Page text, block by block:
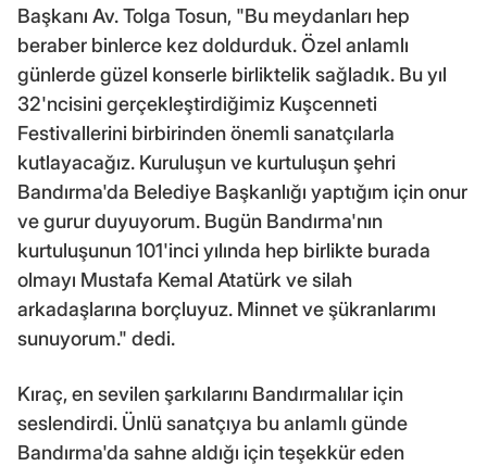
Başkanı Av. Tolga Tosun, "Bu meydanları hep
beraber binlerce kez doldurduk. Özel anlamlı
günlerde güzel konserle birliktelik sağladık. Bu yıl
32'ncisini gerçekleştirdiğimiz Kuşcenneti
Festivallerini birbirinden önemli sanatçılarla
kutlayacağız. Kuruluşun ve kurtuluşun şehri
Bandırma'da Belediye Başkanlığı yaptığım için onur
ve gurur duyuyorum. Bugün Bandırma'nın
kurtuluşunun 101'inci yılında hep birlikte burada
olmayı Mustafa Kemal Atatürk ve silah
arkadaşlarına borçluyuz. Minnet ve şükranlarımı
sunuyorum." dedi.
Kıraç, en sevilen şarkılarını Bandırmalılar için
seslendirdi. Ünlü sanatçıya bu anlamlı günde
Bandırma'da sahne aldığı için teşekkür eden